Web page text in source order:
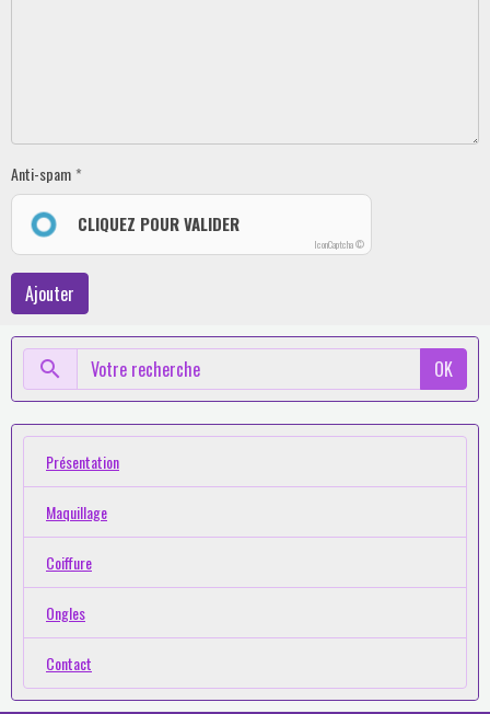
Anti-spam
CLIQUEZ POUR VALIDER
IconCaptcha ©
Ajouter
OK
Présentation
Maquillage
Coiffure
Ongles
Contact